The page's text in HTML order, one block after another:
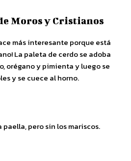
Moros y Cristianos
más interesante porque está
La paleta de cerdo se adoba
orégano y pimienta y luego se
y se cuece al horno.
pero sin los mariscos.